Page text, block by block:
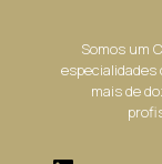
Somos um
mais de